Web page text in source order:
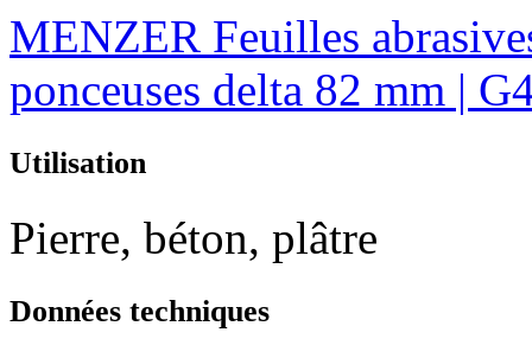
MENZER Feuilles
ponceuses delta 82 mm |
Utilisation
Pierre, béton, plâtre
Données techniques